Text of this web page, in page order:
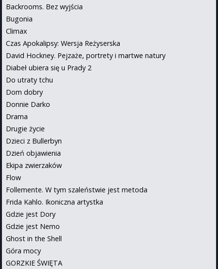
Backrooms. Bez wyjścia
Bugonia
Climax
Czas Apokalipsy: Wersja Reżyserska
David Hockney. Pejzaże, portrety i martwe natury
Diabeł ubiera się u Prady 2
Do utraty tchu
Dom dobry
Donnie Darko
Drama
Drugie życie
Dzieci z Bullerbyn
Dzień objawienia
Ekipa zwierzaków
Flow
Follemente. W tym szaleństwie jest metoda
Frida Kahlo. Ikoniczna artystka
Gdzie jest Dory
Gdzie jest Nemo
Ghost in the Shell
Góra mocy
GORZKIE ŚWIĘTA